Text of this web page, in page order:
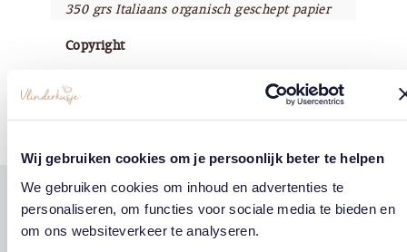
Wij gebruiken cookies om je persoonlijk beter te helpen
We gebruiken cookies om inhoud en advertenties te
personaliseren, om functies voor sociale media te bieden en
om ons websiteverkeer te analyseren.
350 grs Italiaans organisch geschept papier
Copyright
Vlinderkusje®
Gerelateerde
producten